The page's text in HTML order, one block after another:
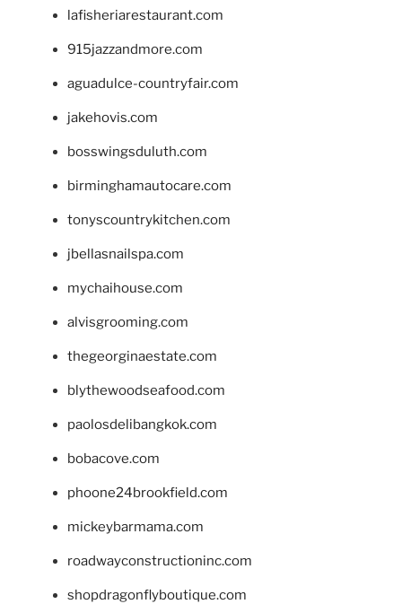
lafisheriarestaurant.com
915jazzandmore.com
aguadulce-countryfair.com
jakehovis.com
bosswingsduluth.com
birminghamautocare.com
tonyscountrykitchen.com
jbellasnailspa.com
mychaihouse.com
alvisgrooming.com
thegeorginaestate.com
blythewoodseafood.com
paolosdelibangkok.com
bobacove.com
phoone24brookfield.com
mickeybarmama.com
roadwayconstructioninc.com
shopdragonflyboutique.com